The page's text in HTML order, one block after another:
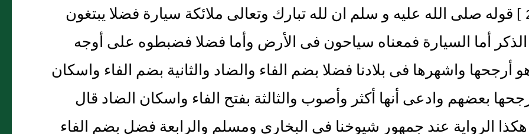
[ 2689 ] قوله صلى الله عليه و سلم ان لله تبارك وتعالى ملائكة سيارة فضلا يبتغون
أما السيارة فمعناه سياحون فى الأرض وأما فضلا فضبطوه على أوجه
أرجحها واشهرها فى بلادنا فضلا بضم الفاء والضاد والثانية بضم الفاء واسكان
بعضهم وادعى أنها أكثر وأصوب والثالثة بفتح الفاء واسكان الضاد قال
الرواية عند جمهور شيوخنا فى البخارى ومسلم والرابعة فضل بضم الفاء